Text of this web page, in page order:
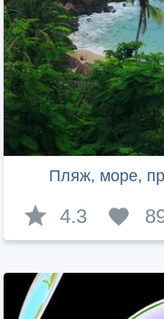
Пляж, море,
4.3